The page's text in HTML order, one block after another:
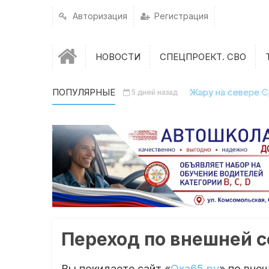
Авторизация Регистрация
НОВОСТИ СПЕЦПРОЕКТ. СВО
ПОПУЛЯРНЫЕ 5 дней назад Жару на севере
1 день назад Nissan Safari с
Переход по внешней